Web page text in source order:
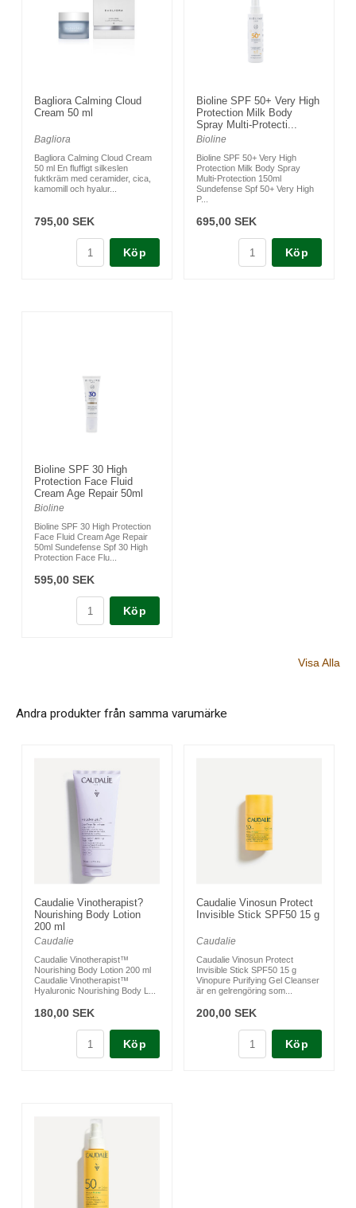
Bagliora Calming Cloud
Cream 50 ml
Bagliora
Bagliora Calming Cloud Cream
50 ml En fluffigt silkeslen
fuktkräm med ceramider, cica,
kamomill och hyalur...
795,00 SEK
Köp
Bioline SPF 50+ Very High
Protection Milk Body
Spray Multi-Protecti...
Bioline
Bioline SPF 50+ Very High
Protection Milk Body Spray
Multi-Protection 150ml
Sundefense Spf 50+ Very High
P...
695,00 SEK
Köp
Bioline SPF 30 High
Protection Face Fluid
Cream Age Repair 50ml
Bioline
Bioline SPF 30 High Protection
Face Fluid Cream Age Repair
50ml Sundefense Spf 30 High
Protection Face Flu...
595,00 SEK
Köp
Visa Alla
Andra produkter från samma varumärke
Caudalie Vinotherapist?
Nourishing Body Lotion
200 ml
Caudalie
Caudalie Vinotherapist™
Nourishing Body Lotion 200 ml
Caudalie Vinotherapist™
Hyaluronic Nourishing Body L...
180,00 SEK
Köp
Caudalie Vinosun Protect
Invisible Stick SPF50 15 g
Caudalie
Caudalie Vinosun Protect
Invisible Stick SPF50 15 g
Vinopure Purifying Gel Cleanser
är en gelrengöring som...
200,00 SEK
Köp